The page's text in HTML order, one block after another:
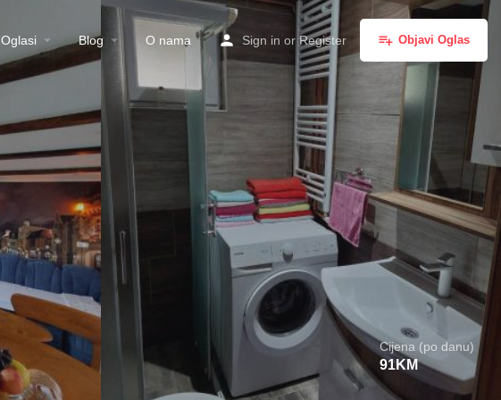
Oglasi Blog O nama Sign in or Register Objavi Oglas
Cijena (po danu)
91KM